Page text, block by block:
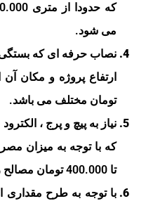
می شود.
نصاب حرفه ای که بستگی
تومان مختلف می باشد.
نیاز به پیچ و پرج ،
تا 400.000 تومان مصالح ریز مصرف می گردد.
با توجه به طرح